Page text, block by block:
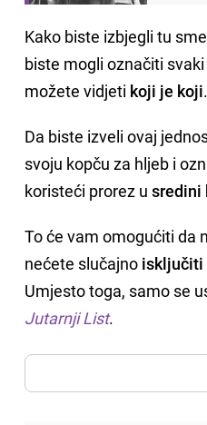
Kako biste izbjegli tu
biste mogli označiti
možete vidjeti koji je koji
Da biste izveli ovaj
svoju kopču za hljeb i
koristeći prorez usredini
To će vam omogućiti da
nećete slučajno isključiti
Umjesto toga, samo se
Jutarnji List.